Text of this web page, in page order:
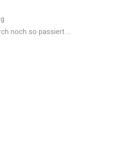
noch so passiert …